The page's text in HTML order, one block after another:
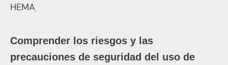
HEMA.
Comprender los riesgos y las
precauciones de seguridad del uso de